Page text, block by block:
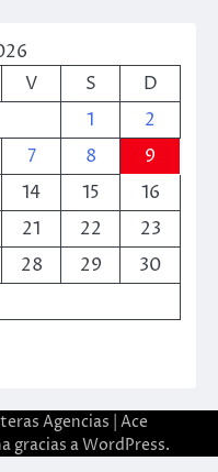
V S
D
1
2
7 8
9
14 15
16
21 22
23
28 29
30
Agencias | Ace
gracias aWordPress.